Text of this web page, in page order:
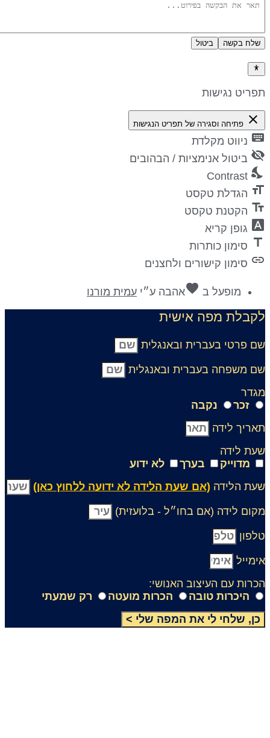
שלח בקשה ביטול
נגישות
close פתיחה וסגירה של תפריט הנגישות
ניווט מקלדת
ביטול אנימציות / הבהובים
Contrast
הגדלת טקסט
הקטנת טקסט
גופן קריא
סימון כותרות
סימון קישורים ולחצנים
מופעל בfavoriteאהבהע״יעמית מורנו
מפה אישית
פרטי בעברית ובאנגלית
משפחה בעברית ובאנגלית
זכר
נקבה
לידה
לידה
מדוייק
בערך
לא ידוע
הלידה(אם שעת הלידה לא ידועה ללחוץ כאן)
לידה (אם בחו״ל - בלועזית)
עם העיצוב האנושי:
היכרות טובה
הכרות מועטה
רק שמעתי
כן, שלחי לי את המפה שלי >